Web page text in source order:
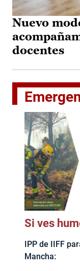
Nuevo
docentes
Si ves
IPP de IIFF
Mancha: